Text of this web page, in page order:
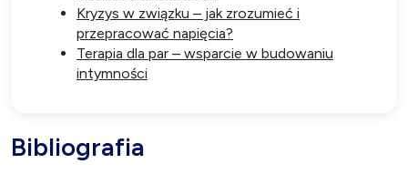
Kryzys w związku – jak zrozumieć i
przepracować napięcia?
Terapia dla par – wsparcie w budowaniu
intymności
Bibliografia